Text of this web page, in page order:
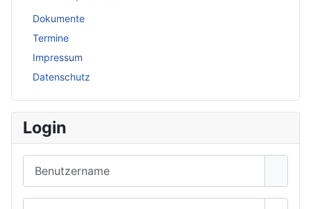
Dokumente
Termine
Impressum
Datenschutz
Login